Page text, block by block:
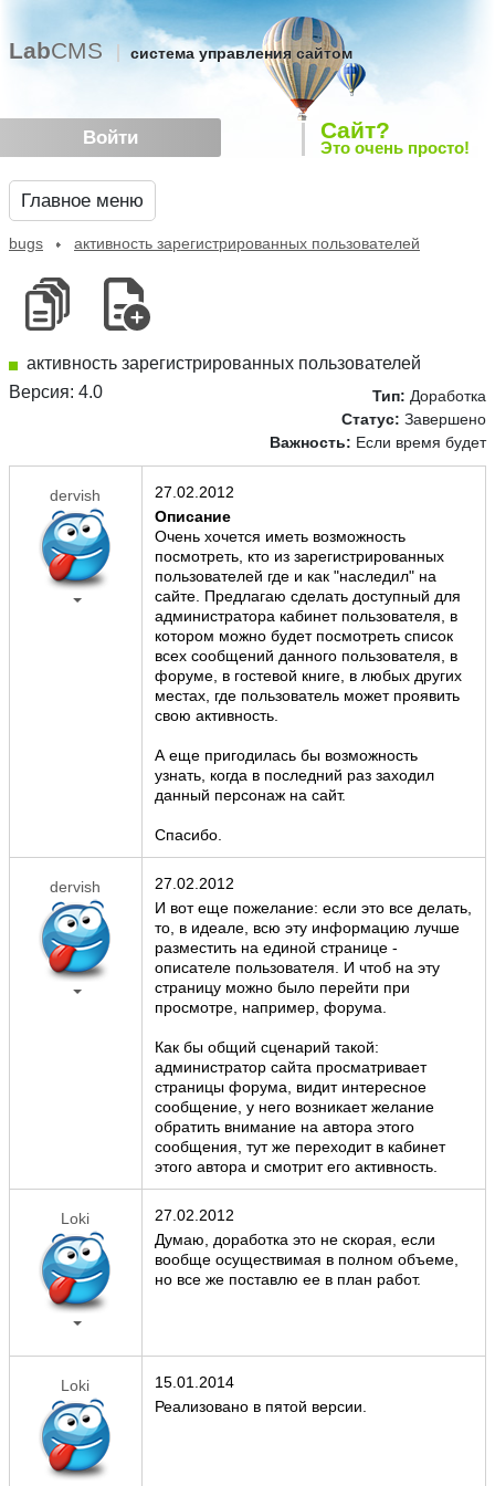
Войти
LabCMS система управления сайтом
Сайт?
Это очень просто!
Главное меню
bugs активность зарегистрированных пользователей
активность зарегистрированных пользователей
Версия: 4.0
Тип: Доработка
Статус: Завершено
Важность: Если время будет
dervish
27.02.2012
Описание
Очень хочется иметь возможность
посмотреть, кто из зарегистрированных
пользователей где и как "наследил" на
сайте. Предлагаю сделать доступный для
администратора кабинет пользователя, в
котором можно будет посмотреть список
всех сообщений данного пользователя, в
форуме, в гостевой книге, в любых других
местах, где пользователь может проявить
свою активность.
А еще пригодилась бы возможность
узнать, когда в последний раз заходил
данный персонаж на сайт.
Спасибо.
dervish
27.02.2012
И вот еще пожелание: если это все делать,
то, в идеале, всю эту информацию лучше
разместить на единой странице -
описателе пользователя. И чтоб на эту
страницу можно было перейти при
просмотре, например, форума.
Как бы общий сценарий такой:
администратор сайта просматривает
страницы форума, видит интересное
сообщение, у него возникает желание
обратить внимание на автора этого
сообщения, тут же переходит в кабинет
этого автора и смотрит его активность.
Loki
27.02.2012
Думаю, доработка это не скорая, если
вообще осуществимая в полном объеме,
но все же поставлю ее в план работ.
Loki
15.01.2014
Реализовано в пятой версии.